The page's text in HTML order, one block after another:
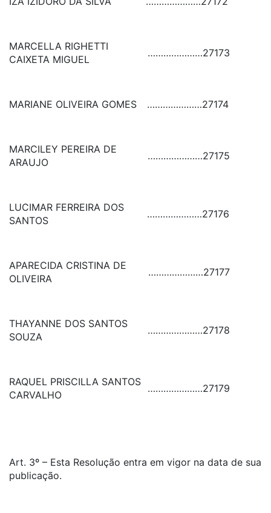
MARCELLA RIGHETTI
CAIXETA MIGUEL
…………………27173
MARIANE OLIVEIRA GOMES …………………27174
MARCILEY PEREIRA DE
ARAUJO
…………………27175
LUCIMAR FERREIRA DOS
SANTOS
…………………27176
APARECIDA CRISTINA DE
OLIVEIRA
…………………27177
THAYANNE DOS SANTOS
SOUZA
…………………27178
RAQUEL PRISCILLA SANTOS
CARVALHO
…………………27179
Art. 3º – Esta Resolução entra em vigor na data de sua
publicação.